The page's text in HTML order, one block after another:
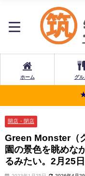
ホーム グル
★
開店・閉店
Green Monster（
園の景色を眺めな
るみたい。2月25